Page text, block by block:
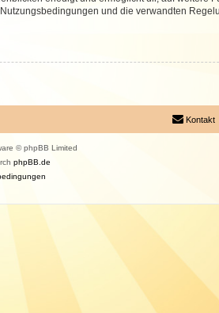
und die verwandten
Kontakt
© phpBB Limited
phpBB.de